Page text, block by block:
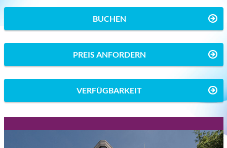
BUCHEN
PREIS ANFORDERN
VERFÜGBARKEIT